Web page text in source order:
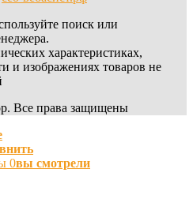
поиск или
характеристиках,
и изображениях товаров не
Все права защищены
0вы смотрели